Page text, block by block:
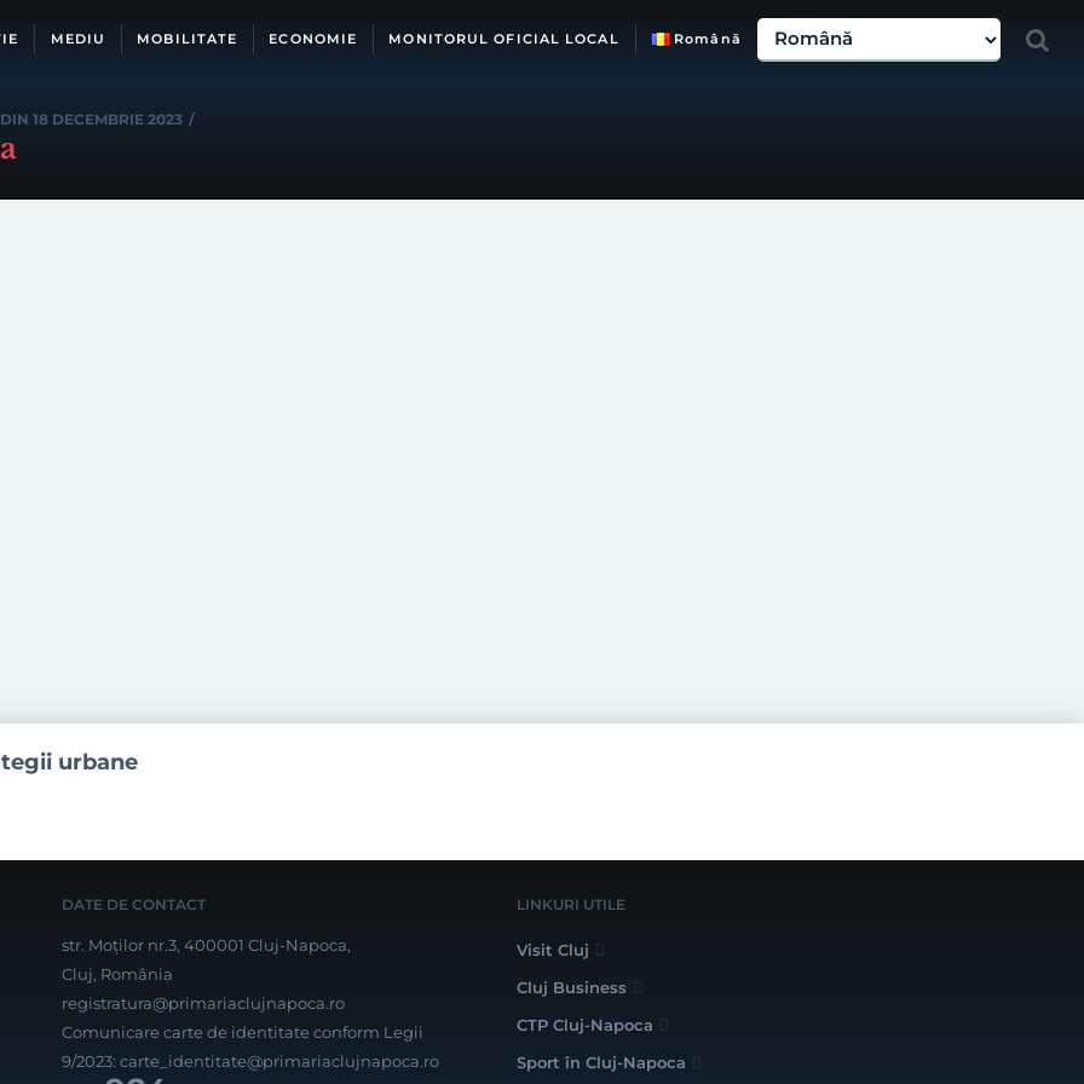
MEDIU MOBILITATE ECONOMIE MONITORUL OFICIAL LOCAL Română
18 DECEMBRIE 2023 /
urbane
DATE DE CONTACT
str. Moților nr.3, 400001 Cluj-Napoca,
Cluj, România
registratura@primariaclujnapoca.ro
Comunicare carte de identitate conform Legii
9/2023: carte_identitate@primariaclujnapoca.ro
LINKURI UTILE
Visit Cluj
Cluj Business
CTP Cluj-Napoca
Sport în Cluj-Napoca